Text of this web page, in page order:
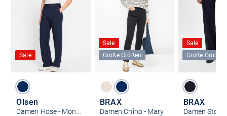
Sale
Olsen
Sale
Große Größen
BRAX
Damen Chino - Mary
Sale
Große Größen
BRAX